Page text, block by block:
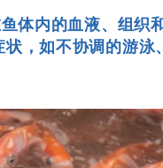
体内的血液、组织
，如不协调的游泳